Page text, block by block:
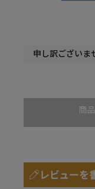
申し訳ございま
商